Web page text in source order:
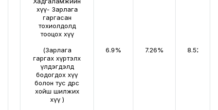
хүү- Зарлага
гаргасан
тохиолдолд
тооцох хүү
(Зарлага
гаргах хүртэлх
үлдэгдэлд
бодогдох хүү
болон тус өдрөөс
хойш шилжих
хүү )
6.9% 7.26% 8.52%